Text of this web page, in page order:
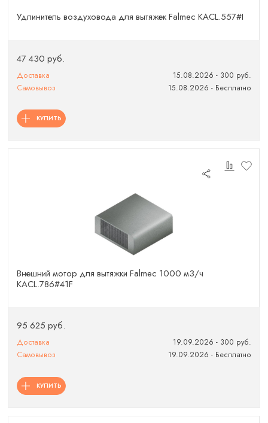
Удлинитель воздуховода для вытяжек Falmec KACL.557#I
47 430 руб.
Доставка
15.08.2026 - 300 руб.
Самовывоз
15.08.2026 - Бесплатно
КУПИТЬ
Внешний мотор для вытяжки Falmec 1000 м3/ч
KACL.786#41F
95 625 руб.
Доставка
19.09.2026 - 300 руб.
Самовывоз
19.09.2026 - Бесплатно
КУПИТЬ